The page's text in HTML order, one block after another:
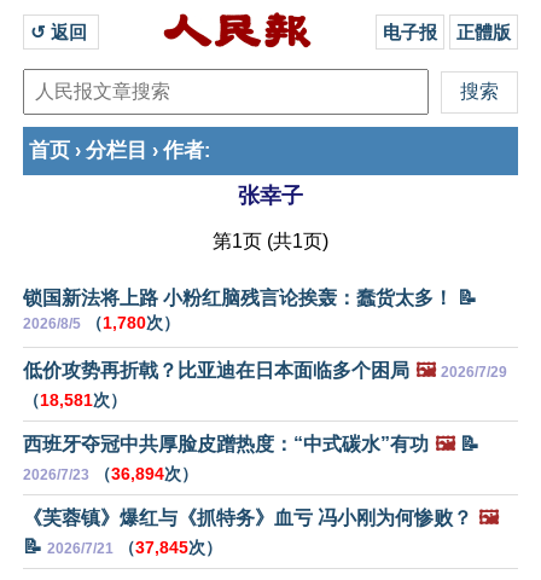
↺ 返回 电子报 正體版
首页 › 分栏目 › 作者:
张幸子
第1页 (共1页)
锁国新法将上路 小粉红脑残言论挨轰：蠢货太多！ 📝
2026/8/5 （1,780次）
低价攻势再折戟？比亚迪在日本面临多个困局 🖼️ 2026/7/29
（18,581次）
西班牙夺冠中共厚脸皮蹭热度：“中式碳水”有功 🖼️📝
2026/7/23 （36,894次）
《芙蓉镇》爆红与《抓特务》血亏 冯小刚为何惨败？ 🖼️
📝 2026/7/21 （37,845次）